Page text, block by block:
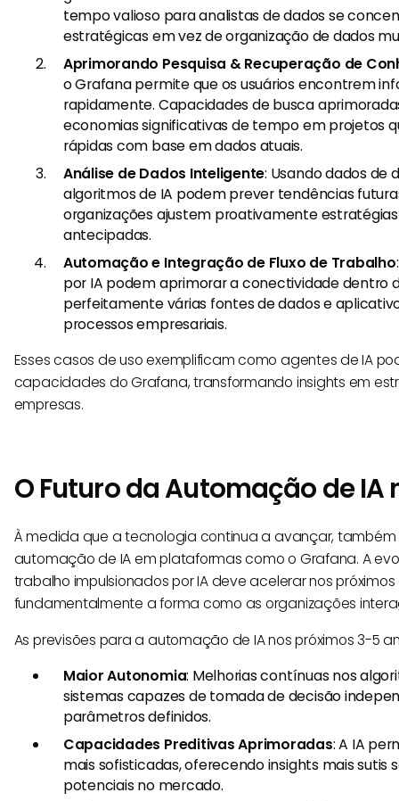
tempo valioso para analistas de dados se
estratégicas em vez de organização de dados
Aprimorando Pesquisa & Recuperação de
o Grafana permite que os usuários encontrem
rapidamente. Capacidades de busca
economias significativas de tempo em projetos
rápidas com base em dados atuais.
Análise de Dados Inteligente: Usando dados de
algoritmos de IA podem prever tendências
organizações ajustem proativamente
antecipadas.
Automação e Integração de Fluxo de Trabalho
por IA podem aprimorar a conectividade dentro
perfeitamente várias fontes de dados e
processos empresariais.
Esses casos de uso exemplificam como agentes de IA
capacidades do Grafana, transformando insights em
empresas.
O Futuro da Automação de IA
À medida que a tecnologia continua a avançar,
automação de IA em plataformas como o Grafana. A
trabalho impulsionados por IA deve acelerar nos
fundamentalmente a forma como as organizações
As previsões para a automação de IA nos próximos 3-5
Maior Autonomia: Melhorias contínuas nos
sistemas capazes de tomada de decisão
parâmetros definidos.
Capacidades Preditivas Aprimoradas: A IA
mais sofisticadas, oferecendo insights mais sutis
potenciais no mercado.